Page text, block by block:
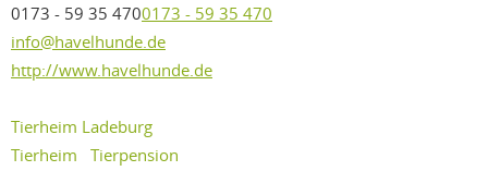
0173 - 59 35 4700173 - 59 35 470
info@havelhunde.de
http://www.havelhunde.de
Tierheim Ladeburg
Tierheim
Tierpension